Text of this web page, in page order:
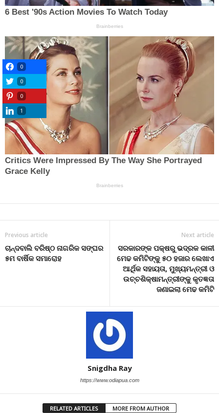
Previous article
ଚାନ୍ଦବାଲି ବରିଷ୍ଠ ନାଗରିକ ସଙ୍ଘର
୫ମ ବାର୍ଷିକ ସମାରୋହ
Next article
ସରକାରଙ୍କ ପକ୍ଷରୁ ଭଦ୍ରକ କାଳୀ
ମେଢ କମିଟିଙ୍କୁ ୫୦ ହଜାର ଲେଖାଏ
ଆର୍ଥିକ ସହାୟତା, ମୁଖ୍ୟମନ୍ତ୍ରୀ ଓ
ଉଚ୍ଚଶିକ୍ଷାମନ୍ତ୍ରୀଙ୍କୁ କୃତଜ୍ଞତା
ଜଣାଇଲା ମେଢ କମିଟି
Snigdha Ray
https://www.odiapua.com
RELATED ARTICLES MORE FROM AUTHOR
0
0
0
1